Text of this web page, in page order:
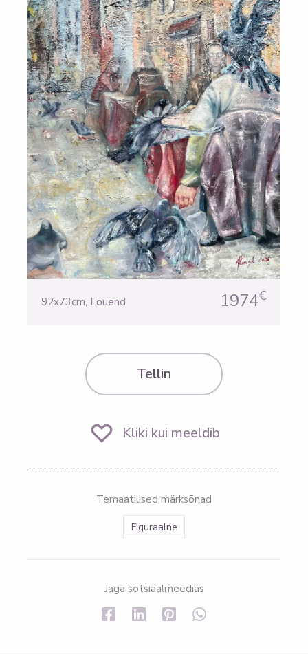
92x73cm, Lõuend 1974€
Tellin
Kliki kui meeldib
Temaatilised märksõnad
Figuraalne
Jaga sotsiaalmeedias